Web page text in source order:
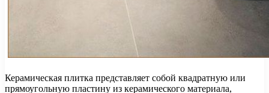
Керамическая плитка представляет собой квадратную или
прямоугольную пластину из керамического материала,